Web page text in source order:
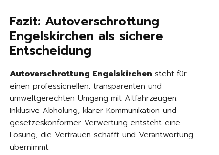
Fazit: Autoverschrottung
Engelskirchen als sichere
Entscheidung
Autoverschrottung Engelskirchen steht für
einen professionellen, transparenten und
umweltgerechten Umgang mit Altfahrzeugen.
Inklusive Abholung, klarer Kommunikation und
gesetzeskonformer Verwertung entsteht eine
Lösung, die Vertrauen schafft und Verantwortung
übernimmt.